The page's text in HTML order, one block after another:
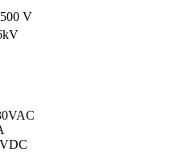
500 V
kV
VAC
VDC